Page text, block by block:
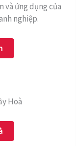
và ứng dụng của
nghiệp.
Hoà